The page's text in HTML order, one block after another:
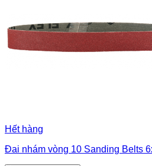
Hết hàng
Đai nhám vòng 10 Sanding Belts